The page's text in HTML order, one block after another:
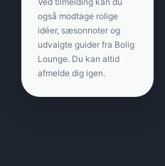
også modtage rolige
idéer, sæsonnoter og
udvalgte guider fra Bolig
Lounge. Du kan altid
afmelde dig igen.